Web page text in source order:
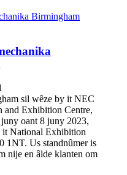
sil wêze by it NEC
and Exhibition Centre,
oant 8 juny 2023,
it National Exhibition
1NT. Us standnûmer is
nije en âlde klanten om